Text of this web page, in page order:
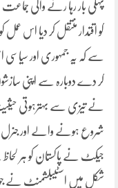
پہلی بار رہا رنے والی
کو اقتدار منتقل کر دیا اس
سے کہ یہ جمہوری اور سیاسی
کر دے دوبارہ سے اپنی
نے تیزی سے بہترہوتی
شروع ہونے والے اور جنرل
جیکٹ نے پاکستان کو ہر لحاظ
شکل میں اسٹیبلشمنٹ نے جو